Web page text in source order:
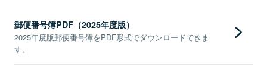
郵便番号簿PDF（2025年度版）
2025年度版郵便番号簿をPDF形式でダウンロードできま
す。